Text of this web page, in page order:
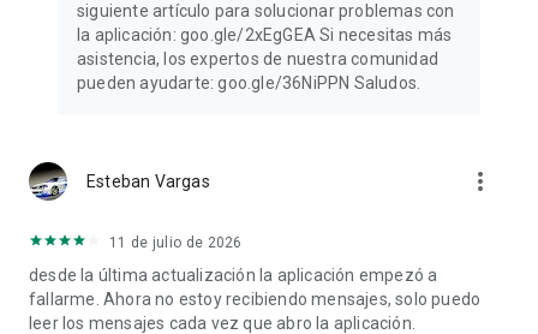
siguiente artículo para solucionar problemas con
la aplicación: goo.gle/2xEgGEA Si necesitas más
asistencia, los expertos de nuestra comunidad
pueden ayudarte: goo.gle/36NiPPN Saludos.
Esteban Vargas more_vert
11 de julio de 2026
desde la última actualización la aplicación empezó a
fallarme. Ahora no estoy recibiendo mensajes, solo puedo
leer los mensajes cada vez que abro la aplicación.